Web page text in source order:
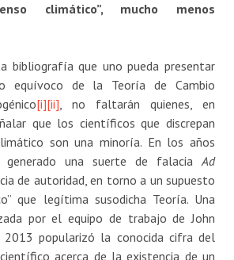
climático”, mucho menos
bibliografía que uno pueda presentar
equívoco de la Teoría de Cambio
[i][ii], no faltarán quienes, en
que los científicos que discrepan
son una minoría. En los años
generado una suerte de falaciaAd
de autoridad, en torno a un supuesto
que legítima susodicha Teoría. Una
por el equipo de trabajo de John
2013 popularizó la conocida cifra del
acerca de la existencia de un